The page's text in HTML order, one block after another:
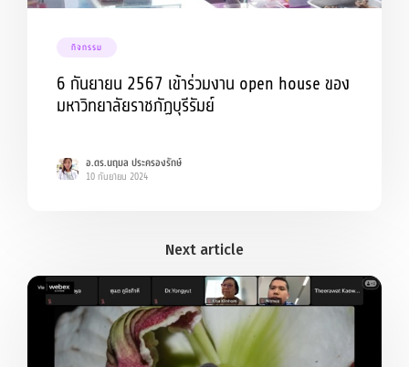
กิจกรรม
6 กันยายน 2567 เข้าร่วมงาน open house ของ
มหาวิทยาลัยราชภัฏบุรีรัมย์
อ.ดร.นฤมล ประครองรักษ์
10 กันยายน 2024